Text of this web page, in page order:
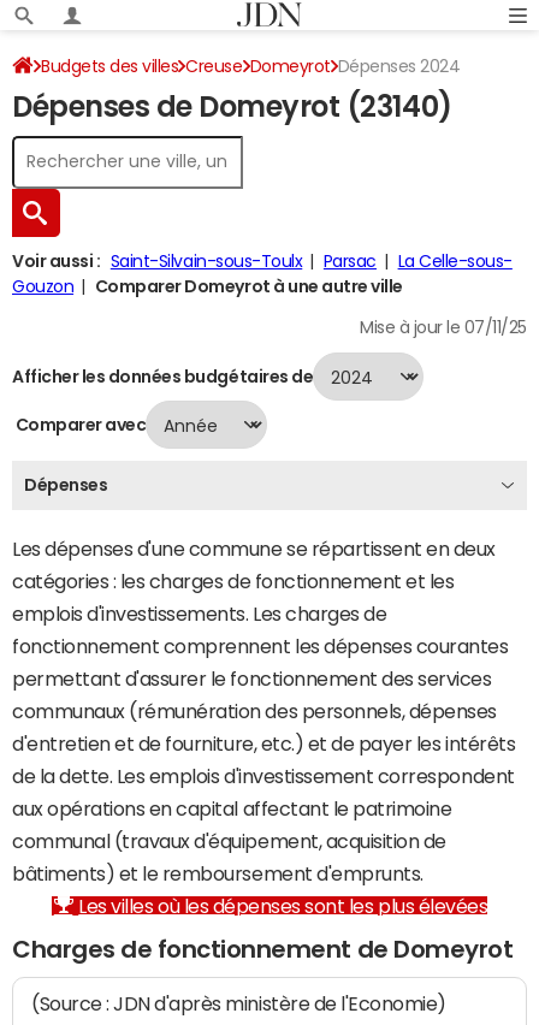
Budgets des villes Creuse Domeyrot Dépenses 2024
Dépenses de Domeyrot (23140)
Voir aussi : Saint-Silvain-sous-Toulx Parsac
La Celle-sous-
Gouzon
Comparer Domeyrot à une autre ville
Mise à jour le 07/11/25
Afficher les données budgétaires de
Comparer avec
Dépenses
Les dépenses d'une commune se répartissent en deux
catégories : les charges de fonctionnement et les
emplois d'investissements. Les charges de
fonctionnement comprennent les dépenses courantes
permettant d'assurer le fonctionnement des services
communaux (rémunération des personnels, dépenses
d'entretien et de fourniture, etc.) et de payer les intérêts
de la dette. Les emplois d'investissement correspondent
aux opérations en capital affectant le patrimoine
communal (travaux d'équipement, acquisition de
bâtiments) et le remboursement d'emprunts.
Les villes où les dépenses sont les plus élevées
Charges de fonctionnement de Domeyrot
(Source : JDN d'après ministère de l'Economie)